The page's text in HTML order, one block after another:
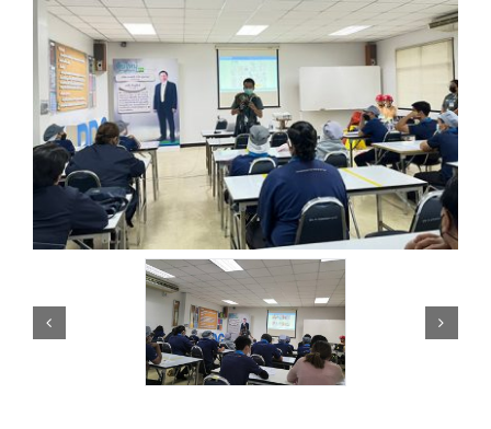
ร่วมงานกับเรา
ติดต่อเรา